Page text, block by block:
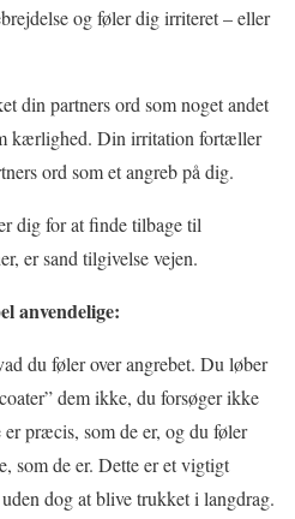
og føler dig irriteret – eller
din partners ord som noget andet
kærlighed. Din irritation fortæller
ord som et angreb på dig.
dig for at finde tilbage til
er sand tilgivelse vejen.
anvendelige:
du føler over angrebet. Du løber
dem ikke, du forsøger ikke
præcis, som de er, og du føler
som de er. Dette er et vigtigt
dog at blive trukket i langdrag.